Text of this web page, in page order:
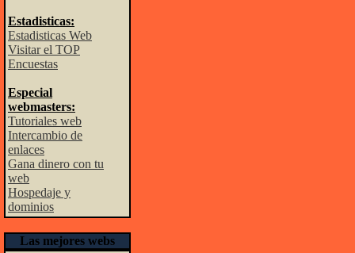
Estadisticas:
Estadisticas Web
Visitar el TOP
Encuestas
Especial
webmasters:
Tutoriales web
Intercambio de
enlaces
Gana dinero con tu
web
Hospedaje y
dominios
Las mejores webs